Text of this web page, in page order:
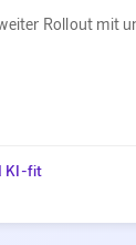
Rollout mit
KI-fit